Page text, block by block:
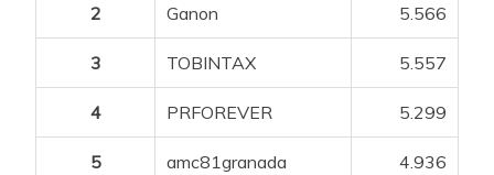
2 Ganon 5.566
3 TOBINTAX 5.557
4 PRFOREVER 5.299
5 amc81granada 4.936